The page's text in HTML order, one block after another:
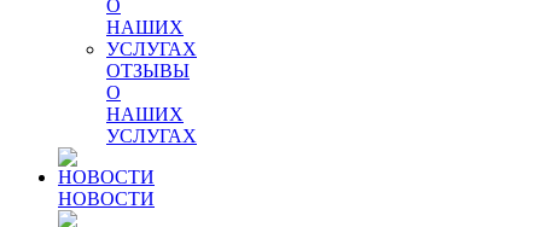
ОТЗЫВЫ
О
НАШИХ
УСЛУГАХ
НОВОСТИ